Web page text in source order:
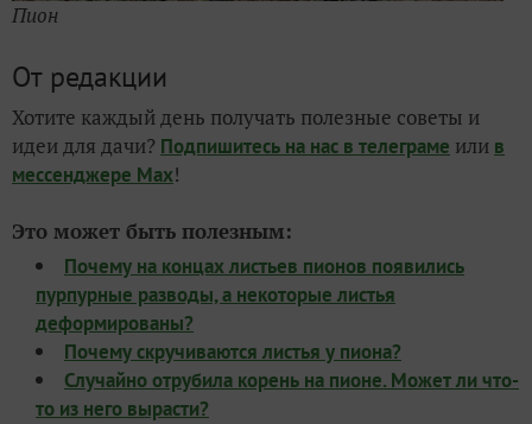
Пион
От редакции
Хотите каждый день получать полезные советы и
идеи для дачи? Подпишитесь на нас в телеграме или в
мессенджере Max!
Это может быть полезным:
Почему на концах листьев пионов появились
пурпурные разводы, а некоторые листья
деформированы?
Почему скручиваются листья у пиона?
Случайно отрубила корень на пионе. Может ли что-
то из него вырасти?